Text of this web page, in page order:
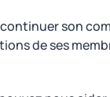
son
de ses